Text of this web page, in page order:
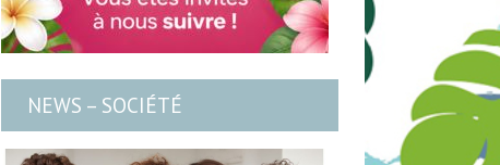
NEWS – SOCIÉTÉ